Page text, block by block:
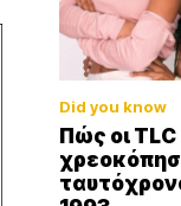
Did you know
Πώς οι TLC